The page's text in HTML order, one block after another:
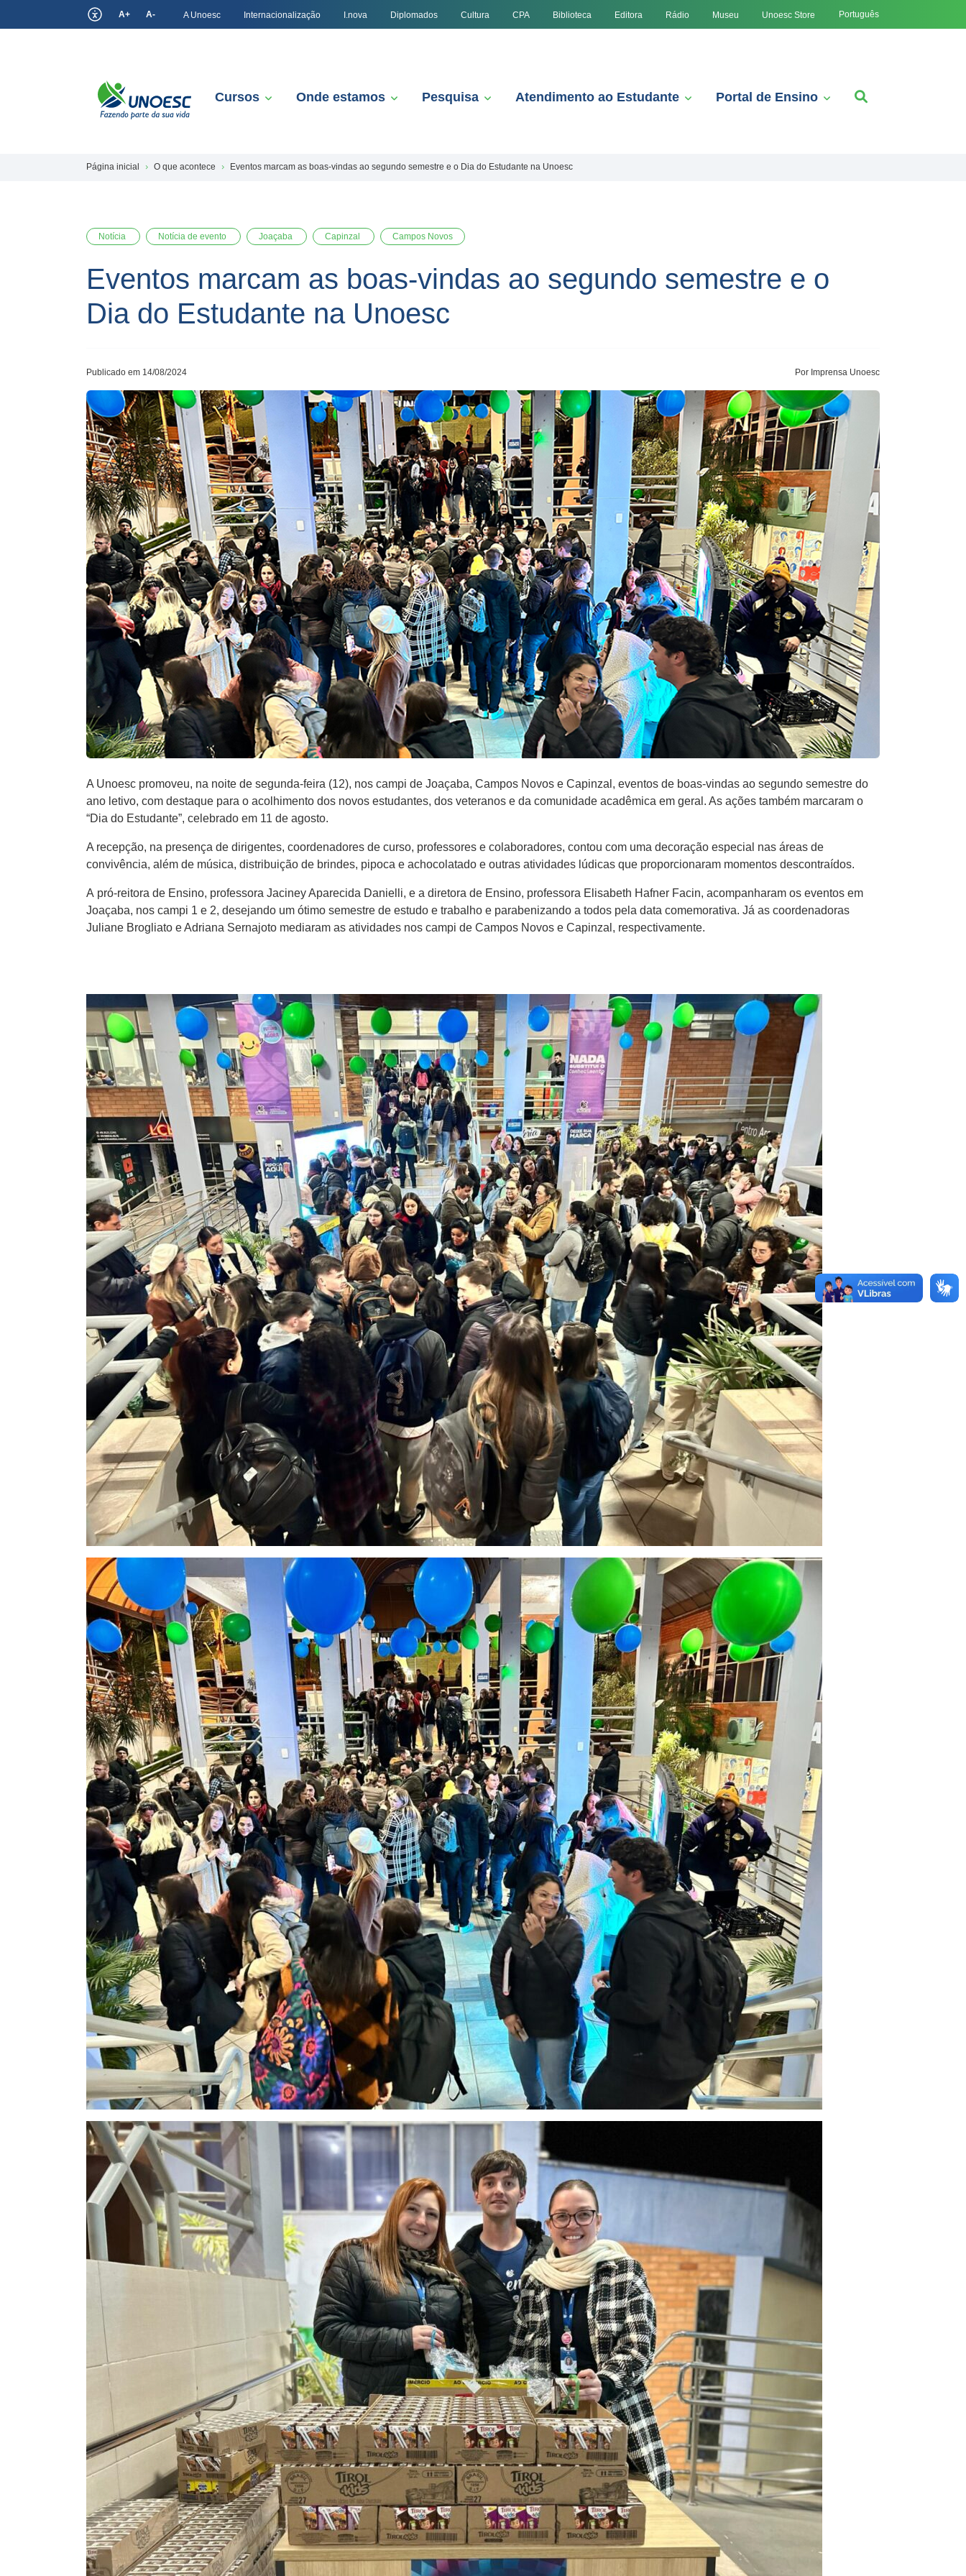
A+ A- A Unoesc Internacionalização I.nova Diplomados Cultura CPA Biblioteca Editora Rádio Museu Unoesc Store Português
Cursos Onde estamos Pesquisa Atendimento ao Estudante Portal de Ensino
Página inicial O que acontece Eventos marcam as boas-vindas ao segundo semestre e o Dia do Estudante na Unoesc
Notícia Notícia de evento Joaçaba Capinzal Campos Novos
Eventos marcam as boas-vindas ao segundo semestre e o
Dia do Estudante na Unoesc
Publicado em 14/08/2024 Por Imprensa Unoesc
A Unoesc promoveu, na noite de segunda-feira (12), nos campi de Joaçaba, Campos Novos e Capinzal, eventos de boas-vindas ao segundo semestre do
ano letivo, com destaque para o acolhimento dos novos estudantes, dos veteranos e da comunidade acadêmica em geral. As ações também marcaram o
“Dia do Estudante”, celebrado em 11 de agosto.
A recepção, na presença de dirigentes, coordenadores de curso, professores e colaboradores, contou com uma decoração especial nas áreas de
convivência, além de música, distribuição de brindes, pipoca e achocolatado e outras atividades lúdicas que proporcionaram momentos descontraídos.
A pró-reitora de Ensino, professora Jaciney Aparecida Danielli, e a diretora de Ensino, professora Elisabeth Hafner Facin, acompanharam os eventos em
Joaçaba, nos campi 1 e 2, desejando um ótimo semestre de estudo e trabalho e parabenizando a todos pela data comemorativa. Já as coordenadoras
Juliane Brogliato e Adriana Sernajoto mediaram as atividades nos campi de Campos Novos e Capinzal, respectivamente.